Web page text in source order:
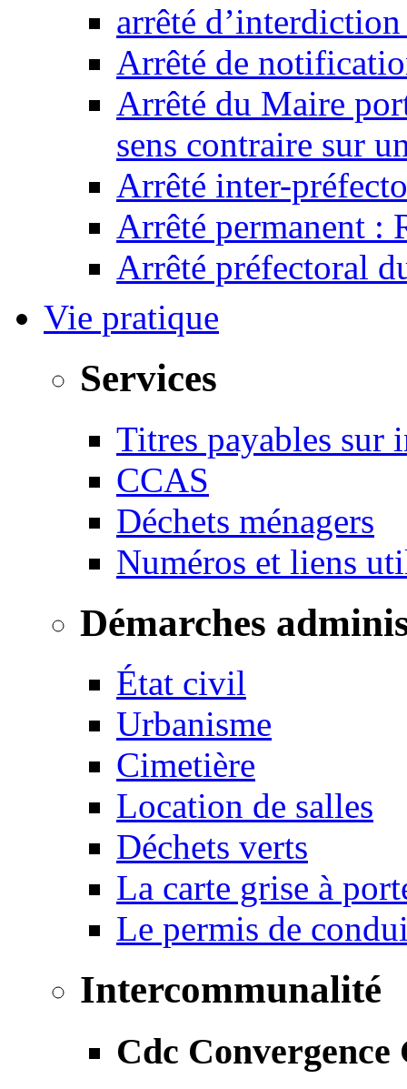
arrêté
Arrêté de
Arrêté du Maire
sens contraire sur
Arrêté inter-
Arrêté permanent :
Arrêté préfectoral
Vie pratique
Services
Titres payables sur
CCAS
Déchets ménagers
Numéros et liens
Démarches
État civil
Urbanisme
Cimetière
Location de salles
Déchets verts
La carte grise à
Le permis de
Intercommunalité
Cdc Convergence